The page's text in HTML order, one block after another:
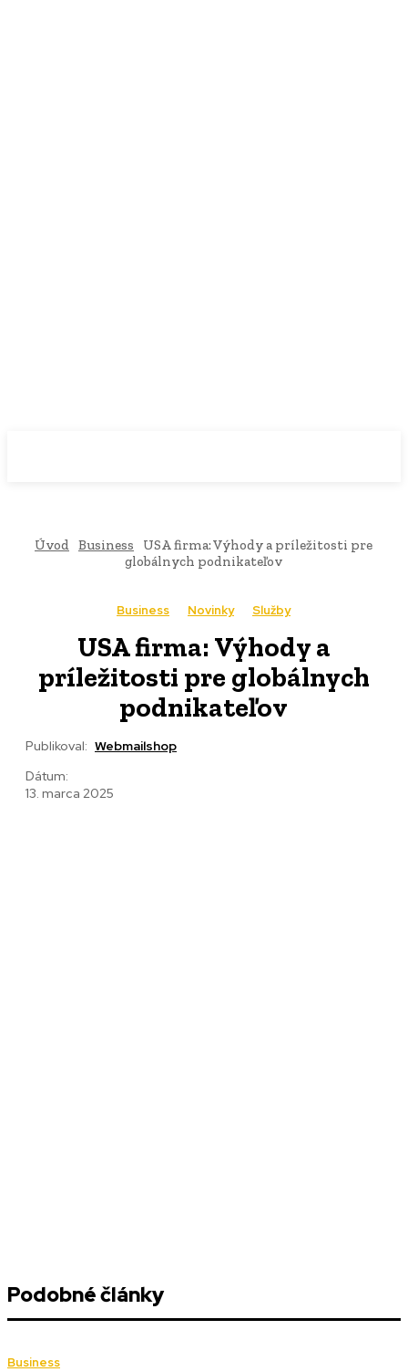
Úvod Business
USA firma: Výhody a príležitosti pre
globálnych podnikateľov
Business Novinky Služby
USA firma: Výhody a
príležitosti pre globálnych
podnikateľov
Publikoval: Webmailshop
Dátum:
13. marca 2025
Podobné články
Business